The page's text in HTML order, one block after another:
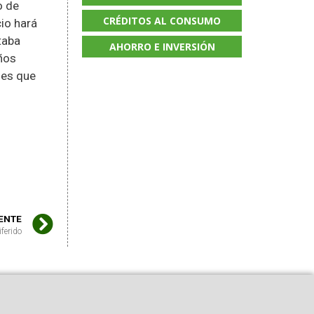
de
hará
que
CRÉDITOS AL CONSUMO
AHORRO E INVERSIÓN